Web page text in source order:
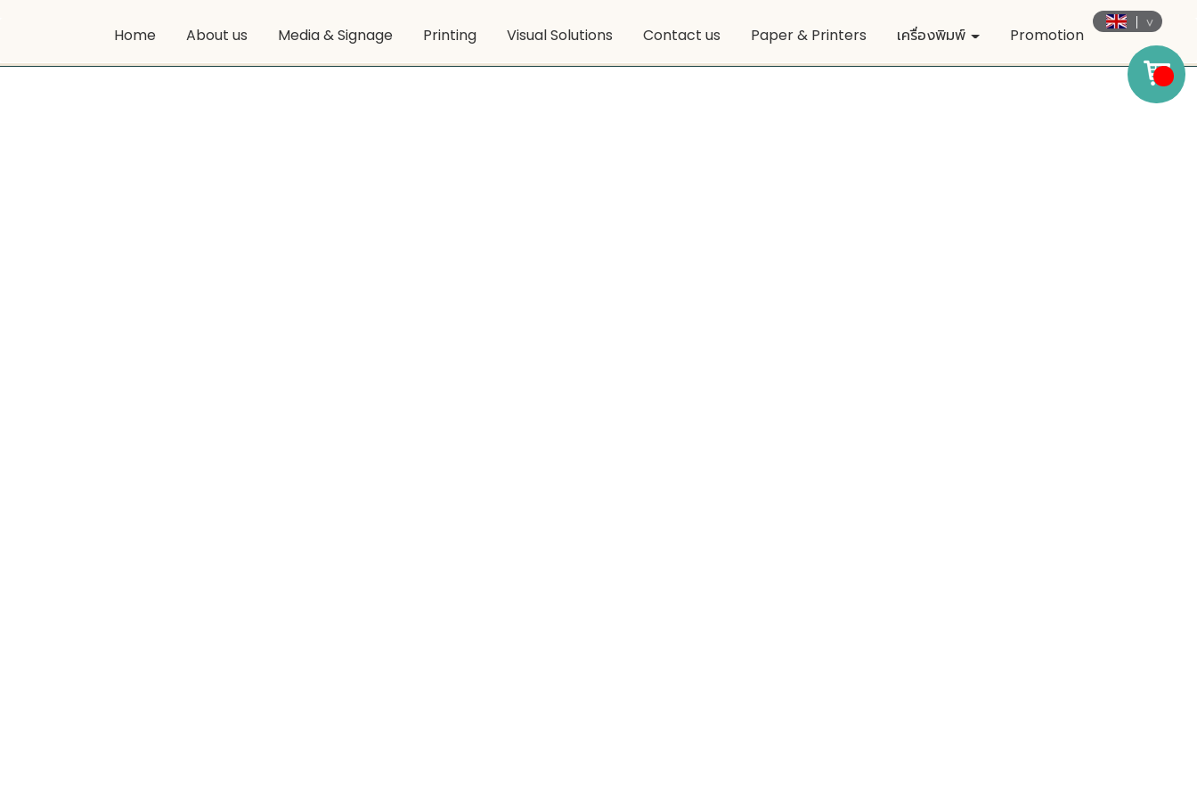
Home About us Media & Signage Printing Visual Solutions Contact us Paper & Printers เครื่องพิมพ์ Promotion